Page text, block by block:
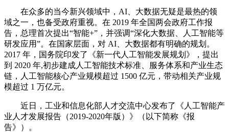
在众多的当今新兴领域中，AI、大数据无疑是最热的领
域之一，也备受政府重视。在 2019 年全国两会政府工作报
告，总理首次提出“智能+”，并强调“深化大数据、人工智能等
研发应用”。在国家层面，对 AI、大数据都有明确的规划。
2017 年，国务院印发了《新一代人工智能发展规划》，提出
到 2020 年,初步建成人工智能技术标准、服务体系和产业生态
链，人工智能核心产业规模超过 1500 亿元，带动相关产业规
模超过 1 万亿元。
近日，工业和信息化部人才交流中心发布了《人工智能产
业人才发展报告（2019-2020年版）》（以下简称《报
告》）。